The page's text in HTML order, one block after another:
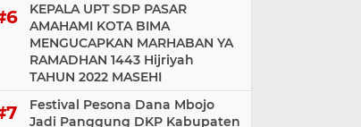
KEPALA UPT SDP PASAR
AMAHAMI KOTA BIMA
MENGUCAPKAN MARHABAN YA
RAMADHAN 1443 Hijriyah
TAHUN 2022 MASEHI
Festival Pesona Dana Mbojo
Jadi Panggung DKP Kabupaten